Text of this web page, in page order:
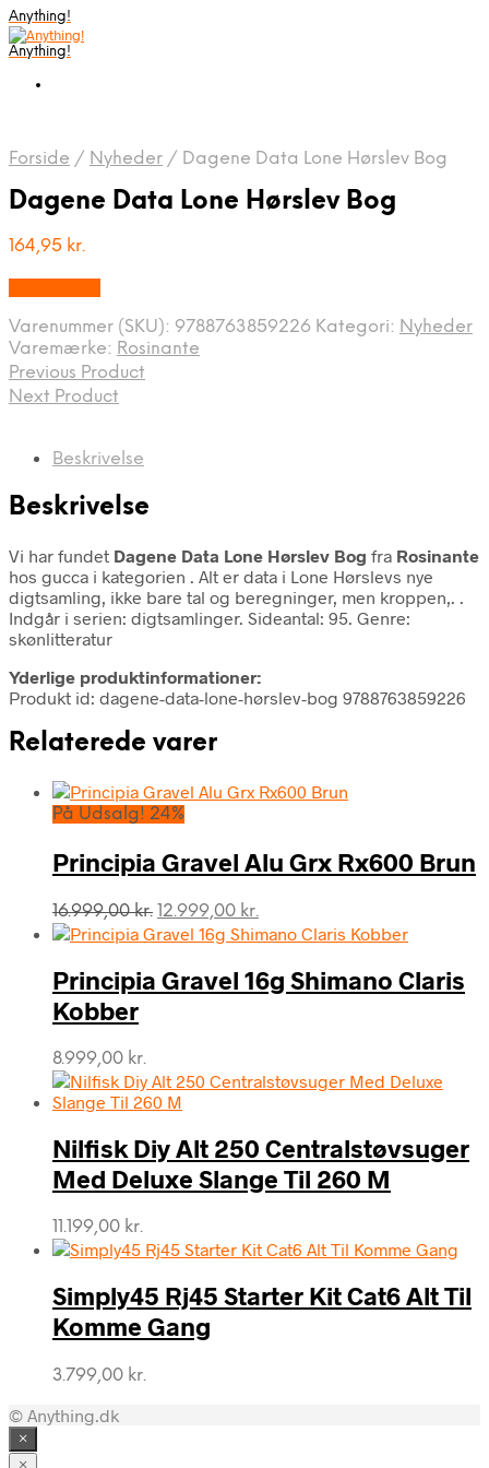
Anything!
Anything!
Forside / Nyheder / Dagene Data Lone Hørslev Bog
Dagene Data Lone Hørslev Bog
164,95 kr.
Varenummer (SKU): 9788763859226 Kategori: Nyheder
Varemærke: Rosinante
Previous Product
Next Product
Beskrivelse
Beskrivelse
Vi har fundet Dagene Data Lone Hørslev Bog fra Rosinante
hos gucca i kategorien . Alt er data i Lone Hørslevs nye
digtsamling, ikke bare tal og beregninger, men kroppen,. .
Indgår i serien: digtsamlinger. Sideantal: 95. Genre:
skønlitteratur
Yderlige produktinformationer:
Produkt id: dagene-data-lone-hørslev-bog 9788763859226
Relaterede varer
På Udsalg! 24%
Principia Gravel Alu Grx Rx600 Brun
16.999,00kr. Den
oprindelige
var:
16.999,00 kr..
12.999,00 kr.
aktuelle
er:
12.999,00 kr..
Principia Gravel 16g Shimano Claris
Kobber
8.999,00 kr.
Nilfisk Diy Alt 250 Centralstøvsuger
Med Deluxe Slange Til 260 M
11.199,00 kr.
Simply45 Rj45 Starter Kit Cat6 Alt Til
Komme Gang
3.799,00 kr.
© Anything.dk
×
×